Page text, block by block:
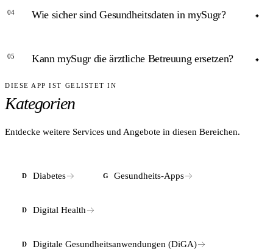
findet sich in den App-Einstellungen oder auf der
Die App ist für Typ-1-Diabetes, Typ-2-Diabetes und
können die Protokollierungsfunktionen verwenden; die
regelmäßigen Blutzuckermessungen.
04 Wie sicher sind Gesundheitsdaten in mySugr?
Nach Angaben des Unternehmens werden Daten DSGVO-
exportieren und die Weitergabe an Praxis-Plattformen selbst
freigeben oder widerrufen.
05 Kann mySugr die ärztliche Betreuung ersetzen?
ANTWORT
Nein. mySugr ist ein Dokumentations- und Analyse-
exportierten Reports dienen als Gesprächsgrundlage in der
DIESE APP IST GELISTET IN
Kategorien
Entdecke weitere Services und Angebote in diesen Bereichen.
D Diabetes G Gesundheits-Apps
D Digital Health
D Digitale Gesundheitsanwendungen (DiGA)